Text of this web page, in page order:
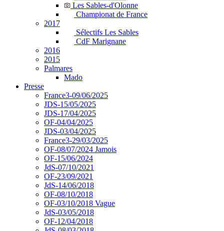
Les Sables-d'Olonne
Championat de France
2017
Sélectifs Les Sables
CdF Marignane
2016
2015
Palmares
Mado
Presse
France3-09/06/2025
JDS-15/05/2025
JDS-17/04/2025
OF-04/04/2025
JDS-03/04/2025
France3-29/03/2025
OF-08/07/2024 Jamois
OF-15/06/2024
JdS-07/10/2021
OF-23/09/2021
JdS-14/06/2018
OF-08/10/2018
OF-03/10/2018 Vague
JdS-03/05/2018
OF-12/04/2018